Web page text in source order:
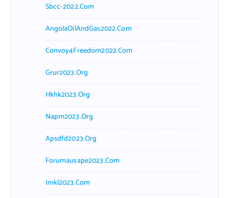
Sbcc-2022.com
AngolaOilAndGas2022.com
Convoy4Freedom2022.com
Grur2023.org
Hkhk2023.org
Napm2023.org
Apsdfd2023.org
Forumausape2023.com
Imkl2023.com